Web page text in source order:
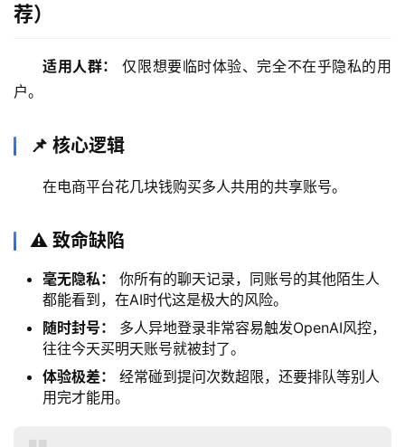
据
荐）
适用人群：
仅限想要临时体验、完全不在乎隐私的用
户。
📌 核心逻辑
在电商平台花几块钱购买多人共用的共享账号。
⚠️ 致命缺陷
毫无隐私：
你所有的聊天记录，同账号的其他陌生人
都能看到，在AI时代这是极大的风险。
随时封号：
多人异地登录非常容易触发OpenAI风控，
往往今天买明天账号就被封了。
体验极差：
经常碰到提问次数超限，还要排队等别人
用完才能用。